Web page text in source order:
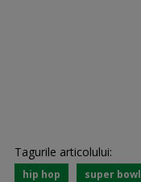
Tagurile articolului:
hip hop super bowl